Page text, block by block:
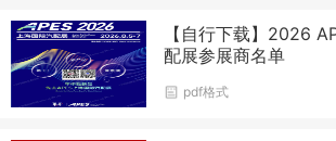
【自行下载】2026
配展参展商名单
pdf格式